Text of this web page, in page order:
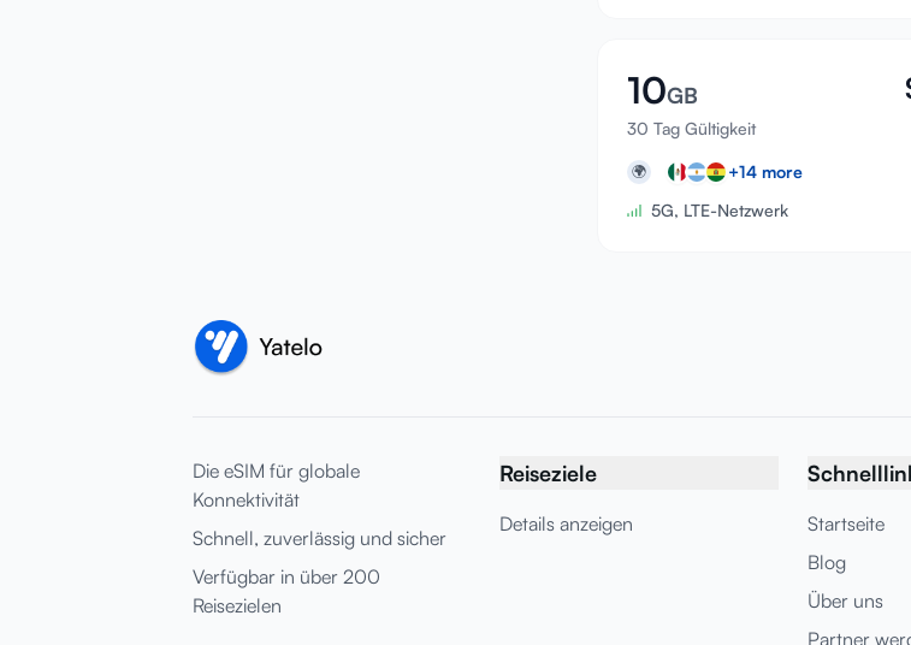
10GB
30 Tag Gültigkeit
🌍 +14 more
5G, LTE-Netzwerk
Die eSIM für globale
Konnektivität
Schnell, zuverlässig und sicher
Verfügbar in über 200
Reisezielen
Reiseziele
Details anzeigen
Startseite
Blog
Über uns
Partner